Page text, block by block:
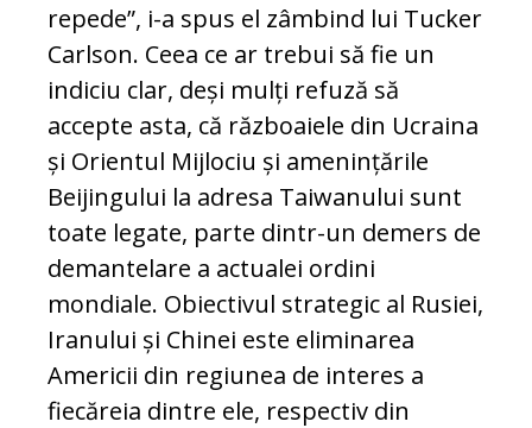
repede”, i-a spus el zâmbind lui Tucker
Carlson. Ceea ce ar trebui să fie un
indiciu clar, deși mulți refuză să
accepte asta, că războaiele din Ucraina
și Orientul Mijlociu și amenințările
Beijingului la adresa Taiwanului sunt
toate legate, parte dintr-un demers de
demantelare a actualei ordini
mondiale. Obiectivul strategic al Rusiei,
Iranului și Chinei este eliminarea
Americii din regiunea de interes a
fiecăreia dintre ele, respectiv din